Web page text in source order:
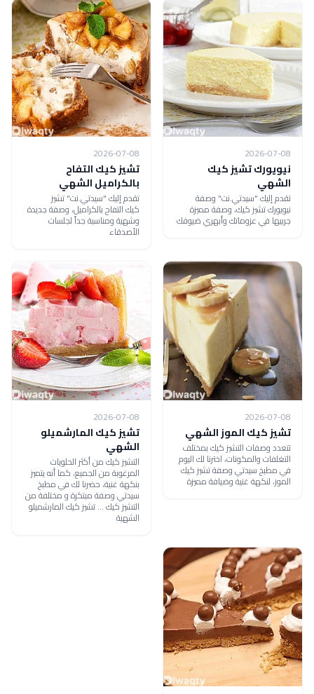
2026-07-08
نيويورك تشيز كيك
الشهي
تقدم إليك "سيدتي.نت" وصفة
نيويورك تشيز كيك، وصفة مميزة
جربيها في عزوماتك وأبهري ضيوفك
2026-07-08
تشيز كيك التفاح
بالكراميل الشهي
تقدم إليك "سيدتي.نت" تشيز
كيك التفاح بالكراميل، وصفة جديدة
وشهية ومناسبة جداً لجلسات
الأصدقاء
2026-07-08
تشيز كيك الموز الشهي
تتعدد وصفات التشيز كيك بمختلف
التغلفات والمكونات، اخترنا لك اليوم
في مطبخ سيدتي وصفة تشيز كيك
الموز، لنكهة غنية وضيافة مميزة
2026-07-08
تشيز كيك المارشميلو
الشهي
التشيز كيك من أكثر الحلويات
المرغوبة من الجميع، كما أنه يتميز
بنكهة غنية، حضرنا لك في مطبخ
سيدتي وصفة مبتكرة و مختلفة من
التشيز كيك ... تشيز كيك المارشميلو
الشهية